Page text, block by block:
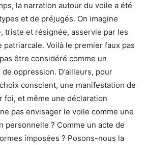
la narration autour du voile a été
et de préjugés. On imagine
triste et résignée, asservie par les
patriarcale. Voilà le premier faux pas
être considéré comme un
oppression. D’ailleurs, pour
conscient, une manifestation de
foi, et même une déclaration
pas envisager le voile comme une
personnelle ? Comme un acte de
imposées ? Posons-nous la